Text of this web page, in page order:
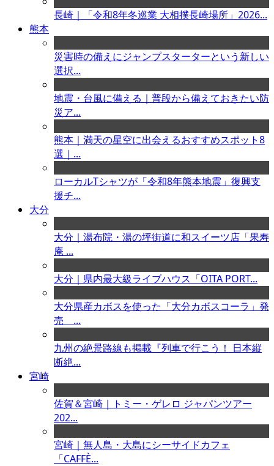
長崎｜「令和8年冬巡業 大相撲長崎場所」2026...
熊本
災害時の備えにジャンプスターターという新しい
選択...
地震・台風に備える｜普段から備えておきたい防
災ア...
熊本｜満天の星空に出会えるおすすめスポット8
選｜...
ローカルTシャツが「令和8年熊本地震」復興支
援チ...
大分
大分｜湯布院・湯の坪街道に和スイーツ店「果寿
庵 ...
大分｜県内最大級ライブハウス「OITA PORT...
大分県産カボスを使った「大分カボスコーラ」発
売 ...
九州の絶景路線も掲載『列車で行こう！ 日本縦
断絶...
宮崎
佐賀＆宮崎｜トミー・ゲレロ ジャパンツアー
202...
宮崎｜無人島・大島にシーサイドカフェ
「CAFFÈ...